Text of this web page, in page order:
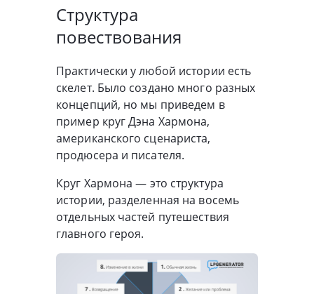
Структура
повествования
Практически у любой истории есть
скелет. Было создано много разных
концепций, но мы приведем в
пример круг Дэна Хармона,
американского сценариста,
продюсера и писателя.
Круг Хармона — это структура
истории, разделенная на восемь
отдельных частей путешествия
главного героя.